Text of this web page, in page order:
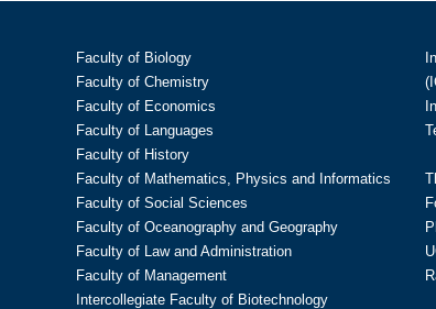
Faculty of Biology
Faculty of Chemistry
Faculty of Economics
Faculty of Languages
Faculty of History
Faculty of Mathematics, Physics and Informatics
Faculty of Social Sciences
Faculty of Oceanography and Geography
Faculty of Law and Administration
Faculty of Management
Intercollegiate Faculty of Biotechnology